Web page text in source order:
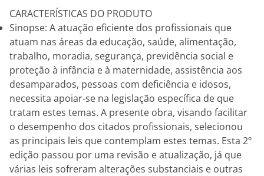
CARACTERÍSTICAS DO PRODUTO
Sinopse: A atuação eficiente dos profissionais que
atuam nas áreas da educação, saúde, alimentação,
trabalho, moradia, segurança, previdência social e
proteção à infância e à maternidade, assistência aos
desamparados, pessoas com deficiência e idosos,
necessita apoiar-se na legislação específica de que
tratam estes temas. A presente obra, visando facilitar
o desempenho dos citados profissionais, selecionou
as principais leis que contemplam estes temas. Esta 2º
edição passou por uma revisão e atualização, já que
várias leis sofreram alterações substanciais e outras